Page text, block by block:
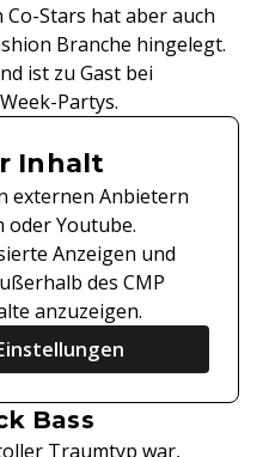
Stars hat aber auch
Branche hingelegt.
ist zu Gast bei
Partys.
Inhalt
externen Anbietern
oder Youtube.
Anzeigen und
des CMP
anzuzeigen.
Bass
Traumtyp war,